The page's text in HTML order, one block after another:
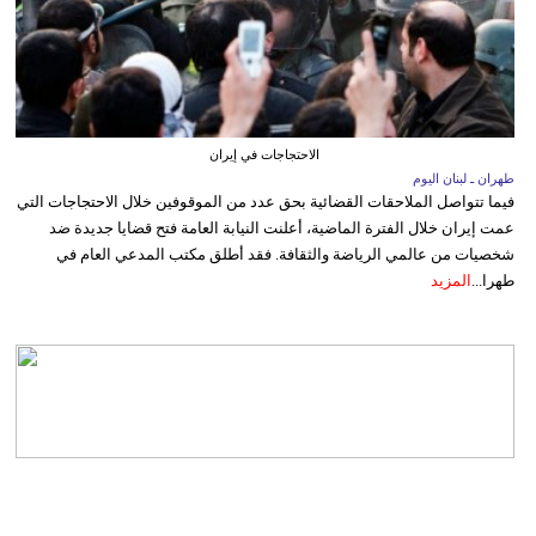
الاحتجاجات في إيران
طهران ـ لبنان اليوم
فيما تتواصل الملاحقات القضائية بحق عدد من الموقوفين خلال الاحتجاجات التي
عمت إيران خلال الفترة الماضية، أعلنت النيابة العامة فتح قضايا جديدة ضد
شخصيات من عالمي الرياضة والثقافة. فقد أطلق مكتب المدعي العام في
طهرا... المزيد